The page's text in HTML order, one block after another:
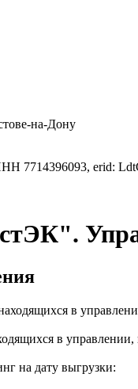
на-Дону
erid:
в
в управлении,
на дату выгрузки: